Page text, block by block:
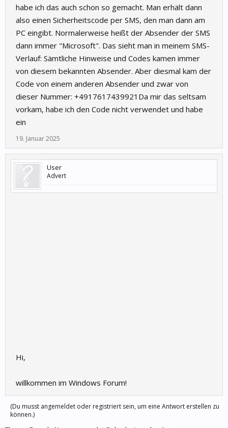
habe ich das auch schon so gemacht. Man erhält dann
also einen Sicherheitscode per SMS, den man dann am
PC eingibt. Normalerweise heißt der Absender der SMS
dann immer "Microsoft". Das sieht man in meinem SMS-
Verlauf: Sämtliche Hinweise und Codes kamen immer
von diesem bekannten Absender. Aber diesmal kam der
Code von einem anderen Absender und zwar von
dieser Nummer: +4917617439921Da mir das seltsam
vorkam, habe ich den Code nicht verwendet und habe
ein
19. Januar 2025
User
Advert
Hi,
willkommen im Windows Forum!
(Du musst angemeldet oder registriert sein, um eine Antwort erstellen zu
können.)